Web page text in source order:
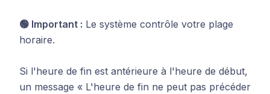
🟢 Important : Le système contrôle votre plage
horaire.
Si l'heure de fin est antérieure à l'heure de début,
un message « L'heure de fin ne peut pas précéder